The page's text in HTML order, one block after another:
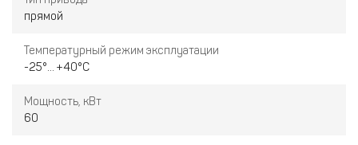
прямой
Температурный режим эксплуатации
-25°... +40°С
Мощность, кВт
60